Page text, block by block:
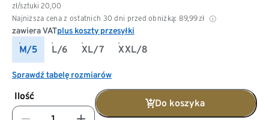
zł/sztuki 20,00
Najniższa cena z ostatnich 30 dni przed obniżką: 89,99 zł
zawiera VATplus koszty przesyłki
M/5 L/6 XL/7 XXL/8
Sprawdź tabelę rozmiarów
Ilość
Do koszyka